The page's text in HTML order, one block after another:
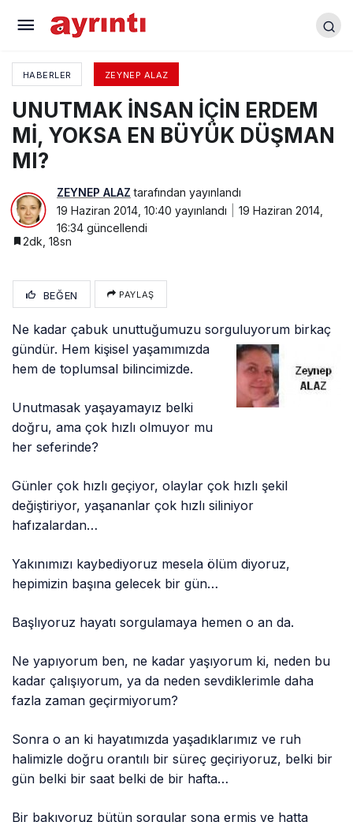
HABERLER ZEYNEP ALAZ
UNUTMAK İNSAN İÇİN ERDEM
Mİ, YOKSA EN BÜYÜK DÜŞMAN
MI?
ZEYNEP ALAZ tarafından yayınlandı
19 Haziran 2014, 10:40 yayınlandı
19 Haziran 2014,
16:34 güncellendi
2dk, 18sn
BEĞEN PAYLAŞ
Ne kadar çabuk unuttuğumuzu sorguluyorum birkaç
gündür. Hem kişiselyaşamımızda
hem de toplumsal bilincimizde.
Unutmasak yaşayamayız belki
doğru, ama çok hızlı olmuyor mu
her seferinde?
Günler çok hızlı geçiyor, olaylar çok hızlı şekil
değiştiriyor, yaşananlar çok hızlı siliniyor
hafızalardan…
Yakınımızı kaybediyoruz mesela ölüm diyoruz,
hepimizin başına gelecek bir gün…
Başlıyoruz hayatı sorgulamaya hemen o an da.
Ne yapıyorum ben, ne kadar yaşıyorum ki, neden bu
kadar çalışıyorum, ya da neden sevdiklerimle daha
fazla zaman geçirmiyorum?
Sonra o an ki hayatımızda yaşadıklarımız ve ruh
halimizle doğru orantılı bir süreç geçiriyoruz, belki bir
gün belki bir saat belki de bir hafta…
Bir bakıyoruz bütün sorgular sona ermiş ve hatta
Kan Dondu, Bilinç Kapalı, Kalp Durdu, Durum
Stabil